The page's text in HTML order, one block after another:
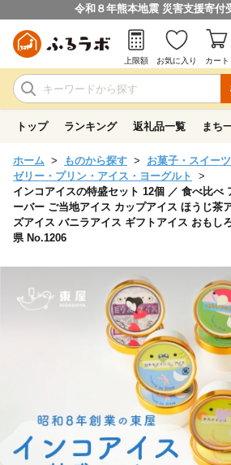
令和８年熊本地震 災害支援寄付
上限額 お気に入り カート
トップ ランキング 返礼品一覧 まち
ホーム ものから探す
お菓子・スイーツ
ゼリー・プリン・アイス・ヨーグルト
インコアイスの特盛セット 12個 ／ 食べ比べ
ーバー ご当地アイス カップアイス ほうじ茶
ズアイス バニラアイス ギフトアイス おもし
県 No.1206